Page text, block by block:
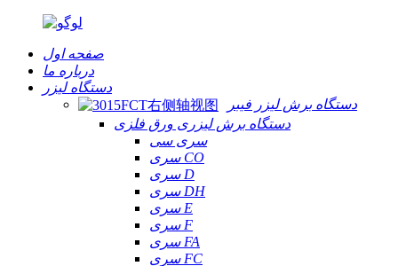
صفحه اول
درباره ما
دستگاه لیزر
دستگاه برش لیزر فیبر
دستگاه برش لیزری ورق فلزی
سری سی
سری CO
سری D
سری DH
سری E
سری F
سری FA
سری FC